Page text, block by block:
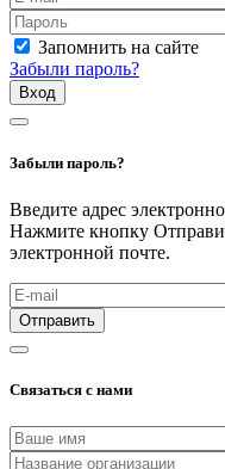
Запомнить на сайте
Забыли пароль?
Вход
Забыли пароль?
Введите адрес
Нажмите кнопку
электронной почте.
Отправить
Связаться с нами